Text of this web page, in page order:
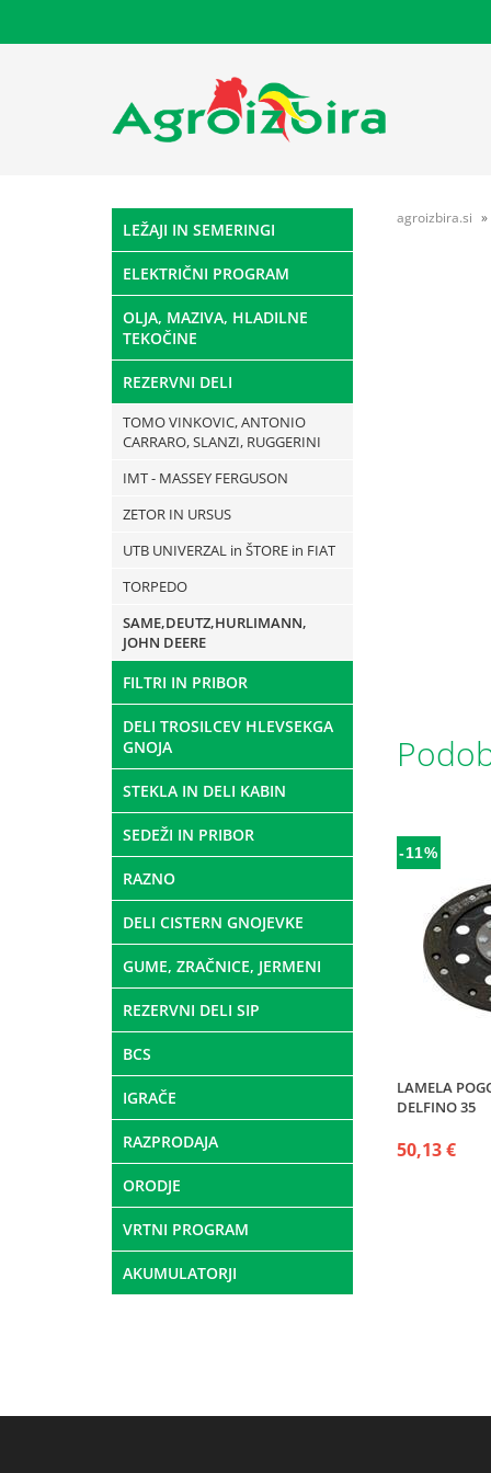
LEŽAJI IN SEMERINGI
ELEKTRIČNI PROGRAM
OLJA, MAZIVA, HLADILNE
TEKOČINE
REZERVNI DELI
TOMO VINKOVIC, ANTONIO
CARRARO, SLANZI, RUGGERINI
IMT - MASSEY FERGUSON
ZETOR IN URSUS
UTB UNIVERZAL in ŠTORE in FIAT
TORPEDO
SAME,DEUTZ,HURLIMANN,
JOHN DEERE
FILTRI IN PRIBOR
DELI TROSILCEV HLEVSEKGA
GNOJA
STEKLA IN DELI KABIN
SEDEŽI IN PRIBOR
RAZNO
DELI CISTERN GNOJEVKE
GUME, ZRAČNICE, JERMENI
REZERVNI DELI SIP
BCS
IGRAČE
RAZPRODAJA
ORODJE
VRTNI PROGRAM
AKUMULATORJI
agroizbira.si
-11%
LAMELA
DELFINO 35
50,13 €